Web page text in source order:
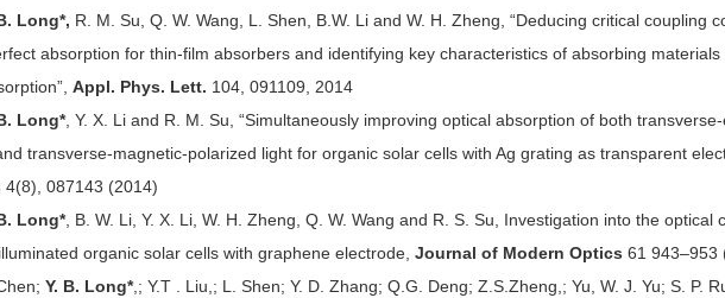
Long*, R. M. Su, Q. W. Wang, L. Shen, B.W. Li and W. H. Zheng, “Deducing critical coupling
absorption for thin-film absorbers and identifying key characteristics of absorbing
Appl. Phys. Lett. 104, 091109, 2014
Long*, Y. X. Li and R. M. Su, “Simultaneously improving optical absorption of both
transverse-magnetic-polarized light for organic solar cells with Ag grating as transparent
4(8), 087143 (2014)
Long*, B. W. Li, Y. X. Li, W. H. Zheng, Q. W. Wang and R. S. Su, Investigation into the optical
organic solar cells with graphene electrode, Journal of Modern Optics 61 943–953
Y. B. Long*,; Y.T . Liu,; L. Shen; Y. D. Zhang; Q.G. Deng; Z.S.Zheng,; Yu, W. J. Yu; S. P.